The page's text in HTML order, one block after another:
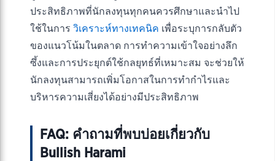
ประสิทธิภาพที่นักลงทุนทุกคนควรศึกษาและนำไป
ใช้ในการ วิเคราะห์ทางเทคนิค เพื่อระบุการกลับตัว
ของแนวโน้มในตลาด การทำความเข้าใจอย่างลึก
ซึ้งและการประยุกต์ใช้กลยุทธ์ที่เหมาะสม จะช่วยให้
นักลงทุนสามารถเพิ่มโอกาสในการทำกำไรและ
บริหารความเสี่ยงได้อย่างมีประสิทธิภาพ
FAQ: คำถามที่พบบ่อยเกี่ยวกับ
Bullish Harami